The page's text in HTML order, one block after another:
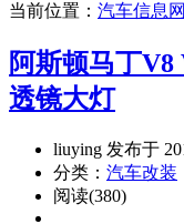
当前位置： 汽车信息网
阿斯顿马丁V8
透镜大灯
liuying 发布于
分类： 汽车改装
阅读(380)